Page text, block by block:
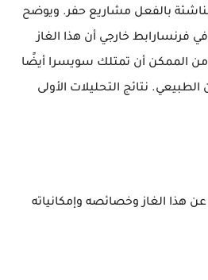
بالفعل مشاريع حفر. ويوضح
فرنسارابط خارجي أن هذا الغاز
الممكن أن تمتلك سويسرا أيضًا
نتائج التحليلات الأولى
هذا الغاز وخصائصه وإمكانياته